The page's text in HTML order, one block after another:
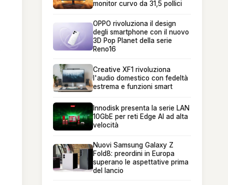
monitor curvo da 31,5 pollici
OPPO rivoluziona il design
degli smartphone con il nuovo
3D Pop Planet della serie
Reno16
Creative XF1 rivoluziona
l'audio domestico con fedeltà
estrema e funzioni smart
Innodisk presenta la serie LAN
10GbE per reti Edge AI ad alta
velocità
Nuovi Samsung Galaxy Z
Fold8: preordini in Europa
superano le aspettative prima
del lancio